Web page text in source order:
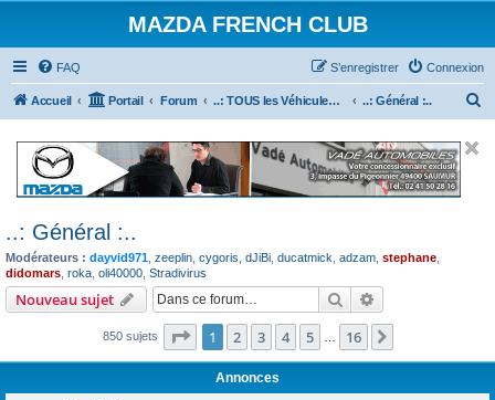
MAZDA FRENCH CLUB
FAQ Connexion
S’enregistrer
Accueil Portail Forum ..: TOUS les Véhicules MAZDA :.. ..: Général :..
..: Général :..
Modérateurs : dayvid971 zeeplin cygoris dJiBi ducatmick adzam stephane
didomars roka oli40000 Stradivirus
Nouveau sujet Rechercher
850 sujets Page 1sur16
1 2 3 4 5 16
Annonces